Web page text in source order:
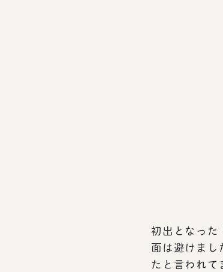
初出となった
面は避けまし
たと言われて